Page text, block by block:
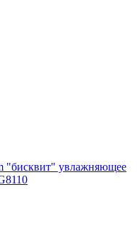
"бисквит" увлажняющее